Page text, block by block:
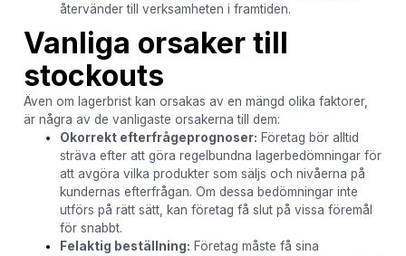
återvänder till verksamheten i framtiden.
Vanliga orsaker till
stockouts
Även om lagerbrist kan orsakas av en mängd olika faktorer,
är några av de vanligaste orsakerna till dem:
Okorrekt efterfrågeprognoser: Företag bör alltid
sträva efter att göra regelbundna lagerbedömningar för
att avgöra vilka produkter som säljs och nivåerna på
kundernas efterfrågan. Om dessa bedömningar inte
utförs på rätt sätt, kan företag få slut på vissa föremål
för snabbt.
Felaktig beställning: Företag måste få sina